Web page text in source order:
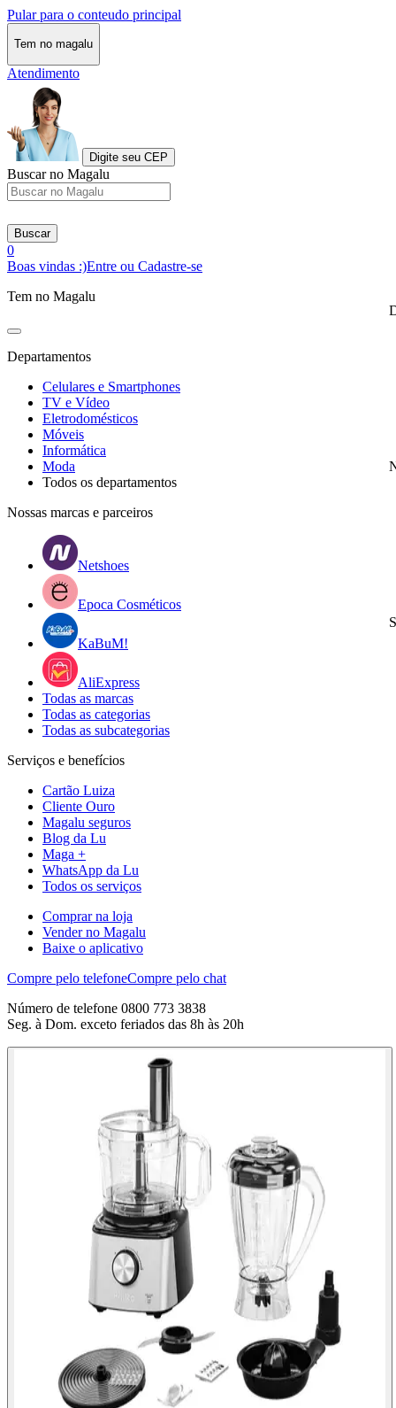
Pular para o conteudo principal
Tem no magalu
Atendimento
Digite seu CEP
Buscar no Magalu
Buscar
0
Boas vindas :)Entre ou Cadastre-se
Tem no Magalu
Departamentos
Celulares e Smartphones
TV e Vídeo
Eletrodomésticos
Móveis
Informática
Moda
Todos os departamentos
Nossas marcas e parceiros
Netshoes
Epoca Cosméticos
KaBuM!
AliExpress
Todas as marcas
Todas as categorias
Todas as subcategorias
Serviços e benefícios
Cartão Luiza
Cliente Ouro
Magalu seguros
Blog da Lu
Maga +
WhatsApp da Lu
Todos os serviços
Comprar na loja
Vender no Magalu
Baixe o aplicativo
Compre pelo telefoneCompre pelo chat
Número de telefone 0800 773 3838
Seg. à Dom. exceto feriados das 8h às 20h